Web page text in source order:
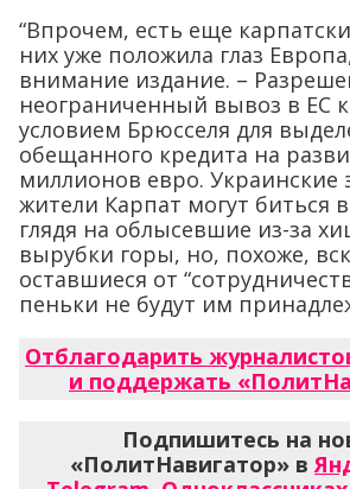
“Впрочем, есть еще
них уже положила глаз
внимание издание. –
неограниченный вывоз в ЕС
условием Брюсселя для
обещанного кредита на
миллионов евро. Украинские
жители Карпат могут биться
глядя на облысевшие из-за
вырубки горы, но, похоже,
оставшиеся от
пеньки не будут им
Отблагодарить
и поддержать
Подпишитесь на
«ПолитНавигатор» в